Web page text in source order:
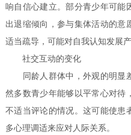
响自信心建立。部分青少年可能
出退缩倾向，参与集体活动的意
适当疏导，可能对自我认知发展产
社交互动的变化
同龄人群体中，外观的明显
然多数青少年能够以平常心对待
不适当评论的情况。这可能使患
多心理调适来应对人际关系。